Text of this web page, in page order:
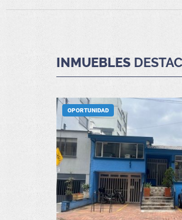
INMUEBLES
OPORTUNIDAD